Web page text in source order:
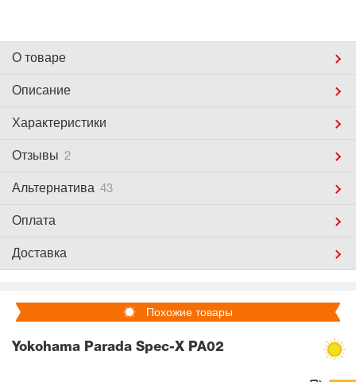
О товаре
Описание
Характеристики
Отзывы 2
Альтернатива 43
Оплата
Доставка
Похожие товары
Yokohama Parada Spec-X PA02